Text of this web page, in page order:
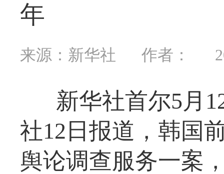
年
来源：新华社 作者：
新华社首尔5月
社12日报道，韩国
舆论调查服务一案